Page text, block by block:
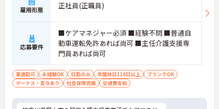
雇用形態 正社員(正職員)
応募要件
■ケアマネジャー必須 ■経験不問 ■普通自
動車運転免許あれば尚可 ■主任介護支援専
門員あれば尚可
車通勤可 未経験OK 日勤のみ 年間休日110日以上
ブランクOK
ボーナス・賞与あり
社会保険完備 交通費支給